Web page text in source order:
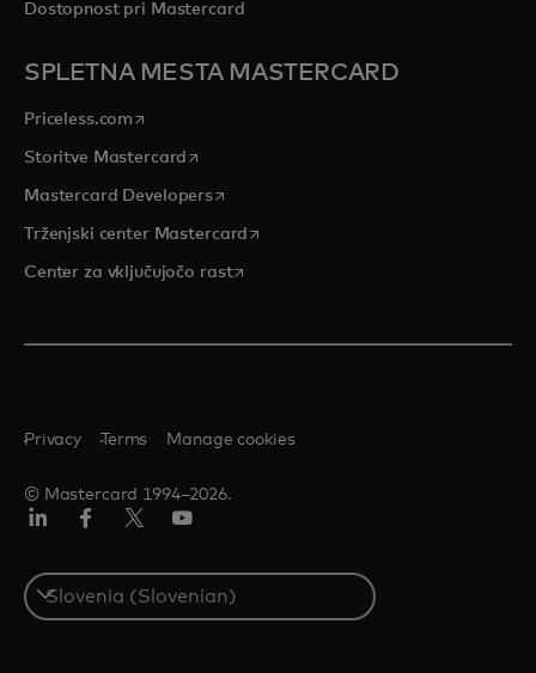
Dostopnost pri Mastercard
SPLETNA MESTA MASTERCARD
Priceless.com opens in a new tab
Storitve Mastercard opens in a new tab
Mastercard Developersopens in a new tab
Trženjski center Mastercard opens in a new tab
Center za vključujočo rastopens in a new tab
© Mastercard 1994–2026.
Privacy Terms Manage cookies
Select
a
country